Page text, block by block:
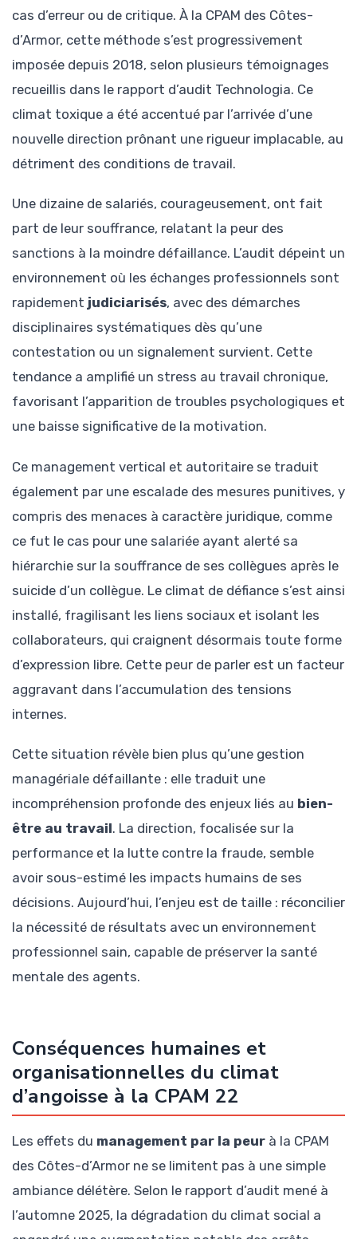
cas d’erreur ou de critique. À la CPAM des Côtes-
d’Armor, cette méthode s’est progressivement
imposée depuis 2018, selon plusieurs témoignages
recueillis dans le rapport d’audit Technologia. Ce
climat toxique a été accentué par l’arrivée d’une
nouvelle direction prônant une rigueur implacable, au
détriment des conditions de travail.
Une dizaine de salariés, courageusement, ont fait
part de leur souffrance, relatant la peur des
sanctions à la moindre défaillance. L’audit dépeint un
environnement où les échanges professionnels sont
rapidement judiciarisés, avec des démarches
disciplinaires systématiques dès qu’une
contestation ou un signalement survient. Cette
tendance a amplifié un stress au travail chronique,
favorisant l’apparition de troubles psychologiques et
une baisse significative de la motivation.
Ce management vertical et autoritaire se traduit
également par une escalade des mesures punitives, y
compris des menaces à caractère juridique, comme
ce fut le cas pour une salariée ayant alerté sa
hiérarchie sur la souffrance de ses collègues après le
suicide d’un collègue. Le climat de défiance s’est ainsi
installé, fragilisant les liens sociaux et isolant les
collaborateurs, qui craignent désormais toute forme
d’expression libre. Cette peur de parler est un facteur
aggravant dans l’accumulation des tensions
internes.
Cette situation révèle bien plus qu’une gestion
managériale défaillante : elle traduit une
incompréhension profonde des enjeux liés au bien-
être au travail. La direction, focalisée sur la
performance et la lutte contre la fraude, semble
avoir sous-estimé les impacts humains de ses
décisions. Aujourd’hui, l’enjeu est de taille : réconcilier
la nécessité de résultats avec un environnement
professionnel sain, capable de préserver la santé
mentale des agents.
Conséquences humaines et
organisationnelles du climat
d’angoisse à la CPAM 22
Les effets du management par la peur à la CPAM
des Côtes-d’Armor ne se limitent pas à une simple
ambiance délétère. Selon le rapport d’audit mené à
l’automne 2025, la dégradation du climat social a